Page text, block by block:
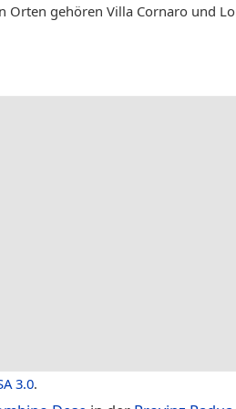
Orten gehören Villa Cornaro und
3.0.